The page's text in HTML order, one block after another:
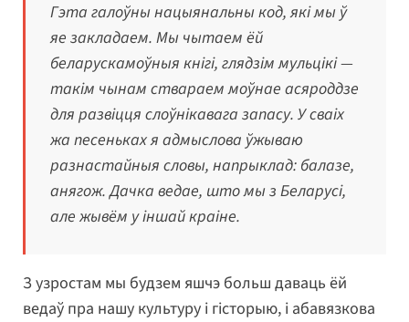
Гэта галоўны нацыянальны код, які мы ў
яе закладаем. Мы чытаем ёй
беларускамоўныя кнігі, глядзім мульцікі —
такім чынам ствараем моўнае асяроддзе
для развіцця слоўнікавага запасу. У сваіх
жа песеньках я адмыслова ўжываю
разнастайныя словы, напрыклад: балазе,
анягож. Дачка ведае, што мы з Беларусі,
але жывём у іншай краіне.
З узростам мы будзем яшчэ больш даваць ёй
ведаў пра нашу культуру і гісторыю, і абавязкова